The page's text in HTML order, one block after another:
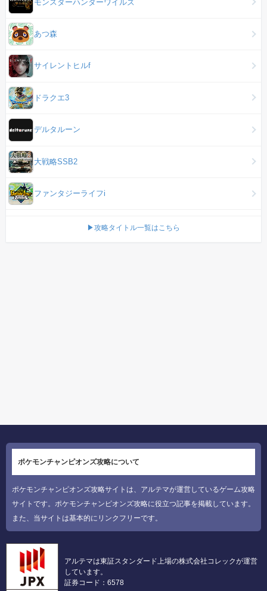
あつ森
サイレントヒルf
ドラクエ3
デルタルーン
大戦略SSB2
ファンタジーライフi
▶攻略タイトル一覧はこちら
ポケモンチャンピオンズ攻略について
ポケモンチャンピオンズ攻略サイトは、アルテマが運営しているゲーム攻略
サイトです。ポケモンチャンピオンズ攻略に役立つ記事を掲載しています。
また、当サイトは基本的にリンクフリーです。
アルテマは東証スタンダード上場の株式会社コレックが運営
しています。
証券コード：6578